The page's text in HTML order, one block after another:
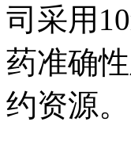
司采用
药准确性
约资源。